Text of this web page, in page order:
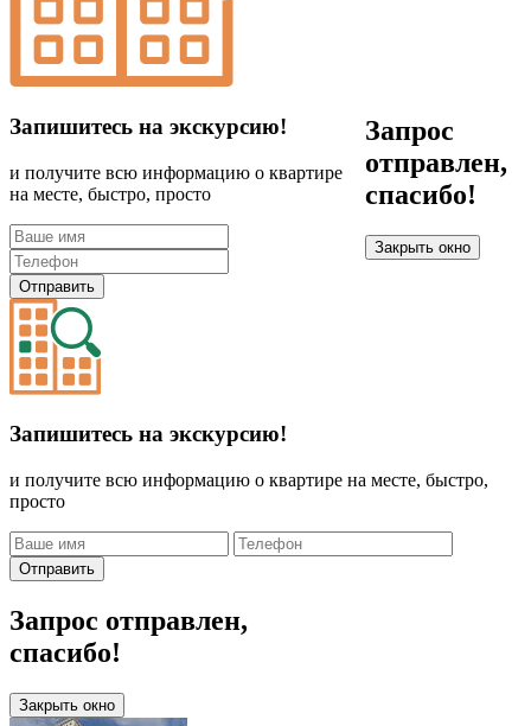
Запишитесь на экскурсию!
и получите всю информацию о квартире
на месте, быстро, просто
Отправить
Запрос
отправлен,
спасибо!
Закрыть окно
Запишитесь на экскурсию!
и получите всю информацию о квартире на месте, быстро,
просто
Отправить
Запрос отправлен,
спасибо!
Закрыть окно